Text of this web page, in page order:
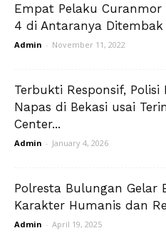
Empat Pelaku
4 di Antaranya Ditembak
Admin - November 11, 2022
Terbukti Responsif, Polisi
Napas di Bekasi usai
Center...
Admin - January 4, 2026
Polresta Bulungan Gelar
Karakter Humanis dan
Admin - April 19, 2025